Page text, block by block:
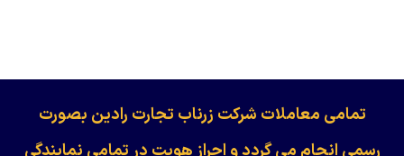
​​​​​​تمامی معاملات شرکت زرناب تجارت رادین بصورت
رسمی انجام می گردد و احراز هویت در تمامی نمایندگی